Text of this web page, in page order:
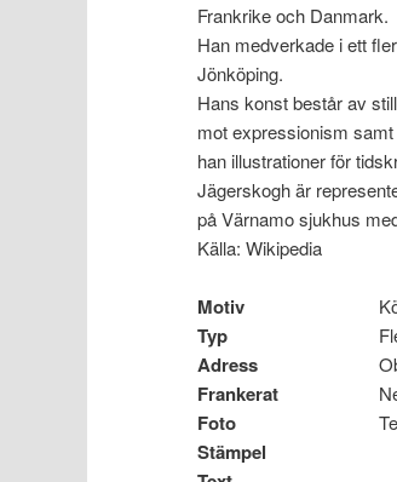
Frankrike och Danmark.
Han medverkade i ett
Jönköping.
Hans konst består av
mot expressionism
han illustrationer för
Jägerskogh är
på Värnamo sjukhus
Källa: Wikipedia
Motiv
Typ
Adress
Frankerat
Foto
Stämpel